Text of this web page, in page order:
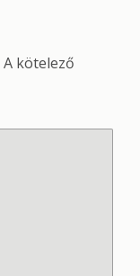
A kötelező